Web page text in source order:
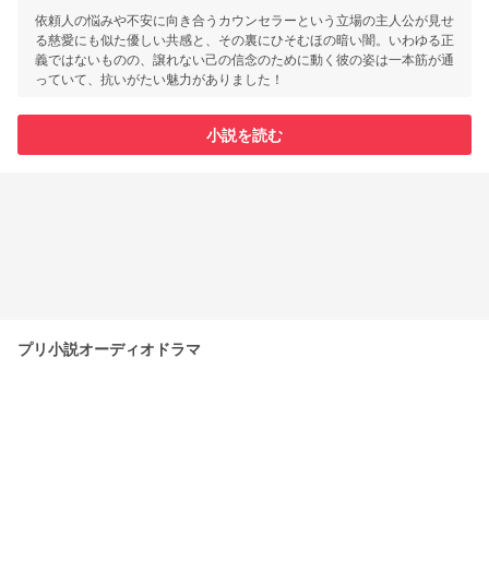
依頼人の悩みや不安に向き合うカウンセラーという立場の主人公が見せ
る慈愛にも似た優しい共感と、その裏にひそむほの暗い闇。いわゆる正
義ではないものの、譲れない己の信念のために動く彼の姿は一本筋が通
っていて、抗いがたい魅力がありました！
小説を読む
プリ小説オーディオドラマ